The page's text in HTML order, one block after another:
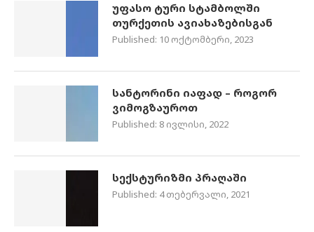
უფასო ტური სტამბოლში
თურქეთის ავიახაზებისგან
Published: 10 ოქტომბერი, 2023
სანტორინი იაფად – როგორ
ვიმოგზაუროთ
Published: 8 ივლისი, 2022
სექსტურიზმი პრაღაში
Published: 4 თებერვალი, 2021